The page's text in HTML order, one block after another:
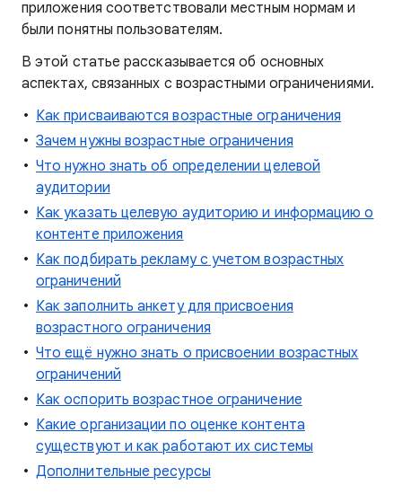
приложения соответствовали местным нормам и
были понятны пользователям.
В этой статье рассказывается об основных
аспектах, связанных с возрастными ограничениями.
Как присваиваются возрастные ограничения
Зачем нужны возрастные ограничения
Что нужно знать об определении целевой
аудитории
Как указать целевую аудиторию и информацию о
контенте приложения
Как подбирать рекламу с учетом возрастных
ограничений
Как заполнить анкету для присвоения
возрастного ограничения
Что ещё нужно знать о присвоении возрастных
ограничений
Как оспорить возрастное ограничение
Какие организации по оценке контента
существуют и как работают их системы
Дополнительные ресурсы